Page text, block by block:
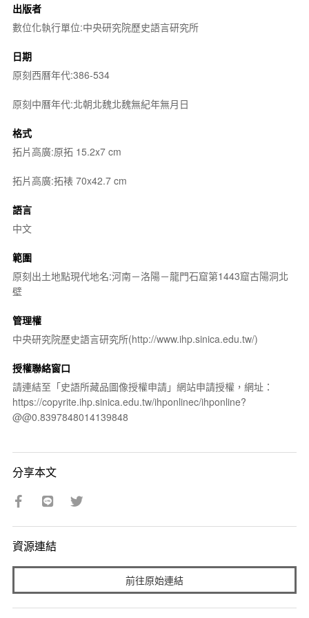
出版者
數位化執行單位:中央研究院歷史語言研究所
日期
原刻西曆年代:386-534
原刻中曆年代:北朝北魏北魏無紀年無月日
格式
拓片高廣:原拓 15.2x7 cm
拓片高廣:拓裱 70x42.7 cm
語言
中文
範圍
原刻出土地點現代地名:河南－洛陽－龍門石窟第1443窟古陽洞北
壁
管理權
中央研究院歷史語言研究所(http://www.ihp.sinica.edu.tw/)
授權聯絡窗口
請連結至「史語所藏品圖像授權申請」網站申請授權，網址：
https://copyrite.ihp.sinica.edu.tw/ihponlinec/ihponline?
@@0.8397848014139848
分享本文
資源連結
前往原始連結